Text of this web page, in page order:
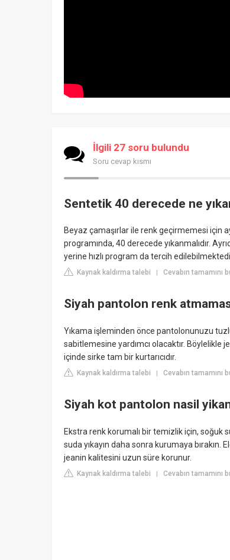
İlgili 27 soru bulundu
Soru cevap kısmı
Sentetik 40 derecede ne
Beyaz çamaşırlar ile renk geçirmemesi için
programında, 40 derecede yıkanmalıdır.
yerine hızlı program da tercih
Kaynak kaldırma talebi | Cevabın tamamını
Siyah pantolon renk
Yıkama işleminden önce pantolonunuzu
sabitlemesine yardımcı olacaktır. Böylelikle
içinde sirke tam bir kurtarıcıdır.
Kaynak kaldırma talebi | Cevabın tamamını
Siyah kot pantolon nasil
Ekstra renk korumalı bir temizlik için, soğuk
suda yıkayın daha sonra kurumaya
jeanin kalitesini uzun süre korunur.
Kaynak kaldırma talebi | Cevabın tamamını